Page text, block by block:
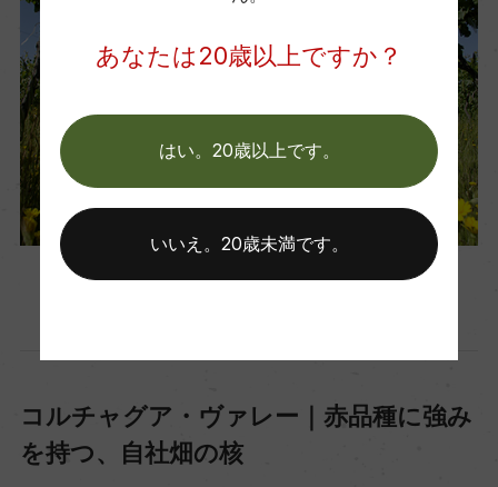
自社畑
コルチャグア・ヴァレー｜赤品種に強み
を持つ、自社畑の核
あなたは20歳以上ですか？
はい。20歳以上です。
いいえ。20歳未満です。